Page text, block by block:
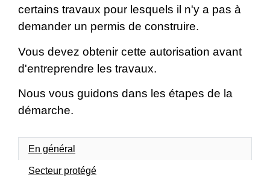
certains travaux pour lesquels il n'y a pas à
demander un permis de construire.
Vous devez obtenir cette autorisation avant
d'entreprendre les travaux.
Nous vous guidons dans les étapes de la
démarche.
En général
Secteur protégé